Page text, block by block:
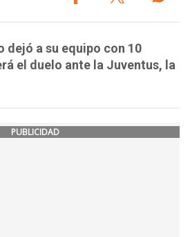
dejó a su equipo con 10
el duelo ante la Juventus, la
PUBLICIDAD